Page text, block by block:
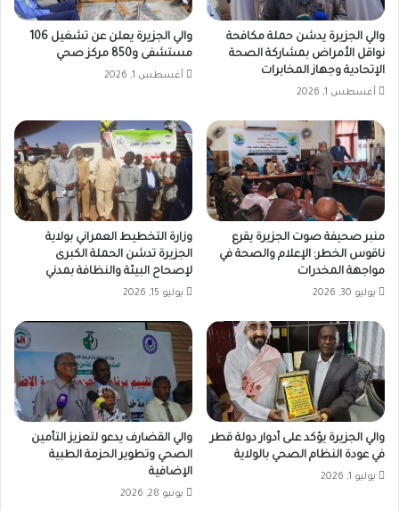
والي الجزيرة يدشن حملة مكافحة
نواقل الأمراض بمشاركة الصحة
الإتحادية وجهاز المخابرات
أغسطس 1, 2026
والي الجزيرة يعلن عن تشغيل 106
مستشفى و850 مركز صحي
أغسطس 1, 2026
منبر صحيفة صوت الجزيرة يقرع
ناقوس الخطر: الإعلام والصحة في
مواجهة المخدرات
يوليو 30, 2026
وزارة التخطيط العمراني بولاية
الجزيرة تدشن الحملة الكبرى
لإصحاح البيئة والنظافة بمدني
يوليو 15, 2026
والي الجزيرة يؤكد على أدوار دولة قطر
في عودة النظام الصحي بالولاية
يوليو 1, 2026
والي القضارف يدعو لتعزيز التأمين
الصحي وتطوير الحزمة الطبية
الإضافية
يونيو 28, 2026